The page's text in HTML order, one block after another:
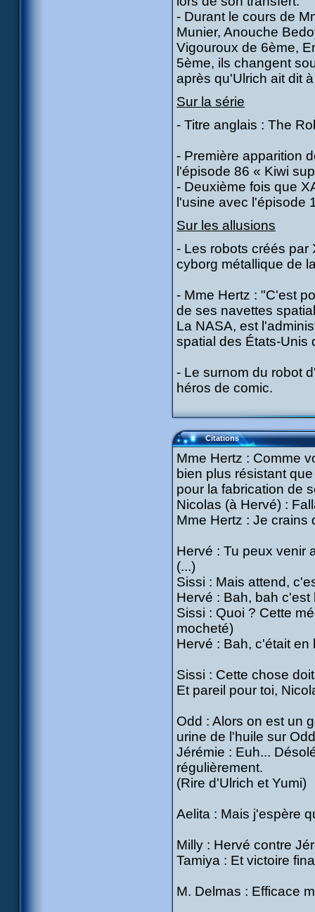
- Durant le cours de
Munier, Anouche
Vigouroux de 6ème,
5ème, ils changent
après qu'Ulrich ait dit
Sur la série
- Titre anglais : The
- Première apparition
l'épisode 86 « Kiwi
- Deuxième fois que
l'usine avec l'épisode
Sur les allusions
- Les robots créés par
cyborg métallique de
- Mme Hertz : "C'est
de ses navettes
La NASA, est
spatial des États-Unis
- Le surnom du robot
héros de comic.
Citations
Mme Hertz : Comme
bien plus résistant
pour la fabrication de
Nicolas (à Hervé) :
Mme Hertz : Je crains
Hervé : Tu peux venir
(...)
Sissi : Mais attend,
Hervé : Bah, bah
Sissi : Quoi ? Cette
mocheté)
Hervé : Bah, c'était en
Sissi : Cette chose
Et pareil pour toi,
Odd : Alors on est un
urine de l'huile sur
Jérémie : Euh...
régulièrement.
(Rire d'Ulrich et Yumi)
Aelita : Mais j'espère
Milly : Hervé contre
Tamiya : Et victoire
M. Delmas : Efficace